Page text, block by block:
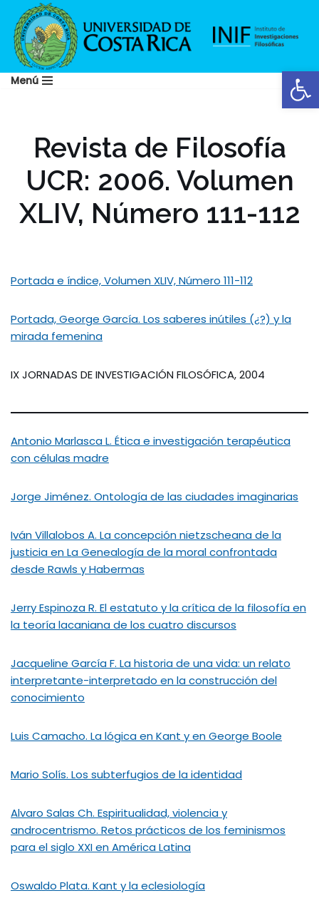
Saltar
al
contenido
Menú
Revista de Filosofía
UCR: 2006. Volumen
XLIV, Número 111-112
Portada e índice, Volumen XLIV, Número 111-112
Portada, George García. Los saberes inútiles (¿?) y la
mirada femenina
IX JORNADAS DE INVESTIGACIÓN FILOSÓFICA, 2004
Antonio Marlasca L. Ética e investigación terapéutica
con células madre
Jorge Jiménez. Ontología de las ciudades imaginarias
Iván Villalobos A. La concepción nietzscheana de la
justicia en La Genealogía de la moral confrontada
desde Rawls y Habermas
Jerry Espinoza R. El estatuto y la crítica de la filosofía en
la teoría lacaniana de los cuatro discursos
Jacqueline García F. La historia de una vida: un relato
interpretante-interpretado en la construcción del
conocimiento
Luis Camacho. La lógica en Kant y en George Boole
Mario Solís. Los subterfugios de la identidad
Alvaro Salas Ch. Espiritualidad, violencia y
androcentrismo. Retos prácticos de los feminismos
para el siglo XXI en América Latina
Oswaldo Plata. Kant y la eclesiología